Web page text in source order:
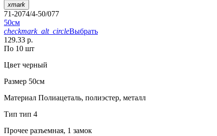
xmark
71-2074/4-50/077
50см
checkmark_alt_circleВыбрать
129.33 р.
По 10 шт
Цвет черный
Размер 50см
Материал Полиацеталь, полиэстер, металл
Тип тип 4
Прочее разъемная, 1 замок